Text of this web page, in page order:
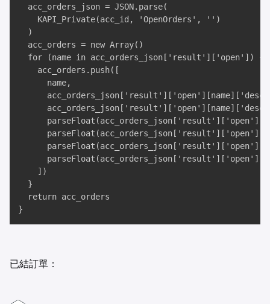
  acc_orders_json = JSON.parse(
    KAPI_Private(acc_id, 'OpenOrders', '')
  )
  acc_orders = new Array()
  for (name in acc_orders_json['result']['open']) {
    acc_orders.push([
      name,
    ])
  }
  return acc_orders
}
已結訂單：